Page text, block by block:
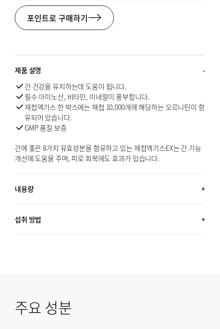
포인트로 구매하기
제품 설명
간 건강을 유지하는데 도움이 됩니다.
필수 아미노산, 비타민, 미네랄이 풍부합니다.
재첩엑기스 한 박스에는 재첩 10,000개에 해당하는 오르니틴이 함
유되어 있습니다.
GMP 품질 보증
간에 좋은 8가지 유효성분을 함유하고 있는 재첩엑기스EX는 간 기능
개선에 도움을 주며, 피로 회복에도 효과가 있습니다.
내용량
섭취 방법
주요 성분